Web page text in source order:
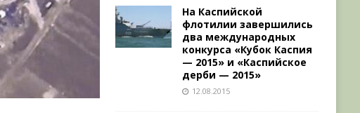
На Каспийской
флотилии завершились
два международных
конкурса «Кубок Каспия
— 2015» и «Каспийское
дерби — 2015»
12.08.2015